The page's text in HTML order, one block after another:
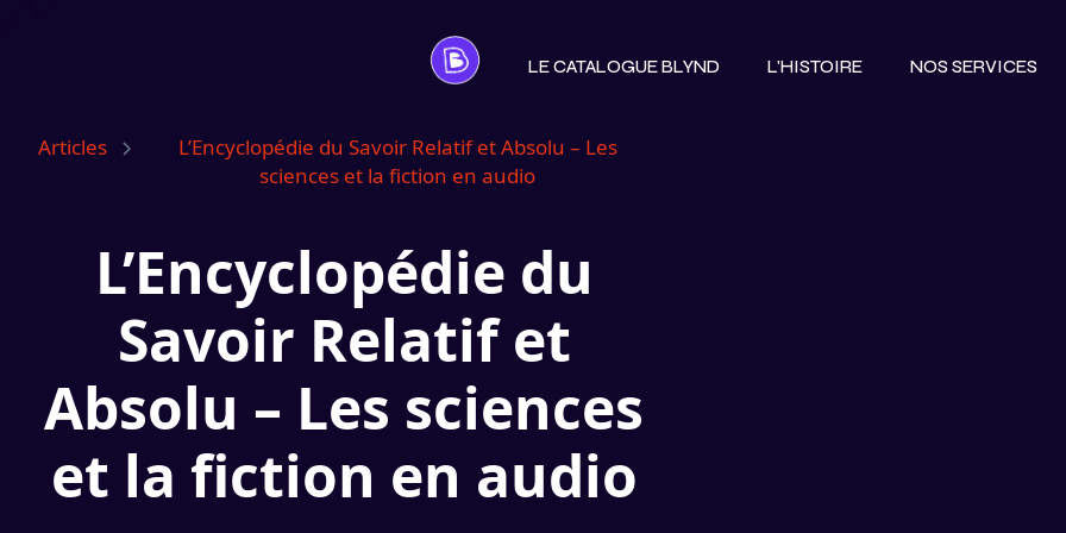
LE CATALOGUE BLYND
L'HISTOIRE
NOS SERVICES
Articles
L’Encyclopédie du Savoir Relatif et Absolu – Les
sciences et la fiction en audio
L’Encyclopédie du
Savoir Relatif et
Absolu – Les sciences
et la fiction en audio